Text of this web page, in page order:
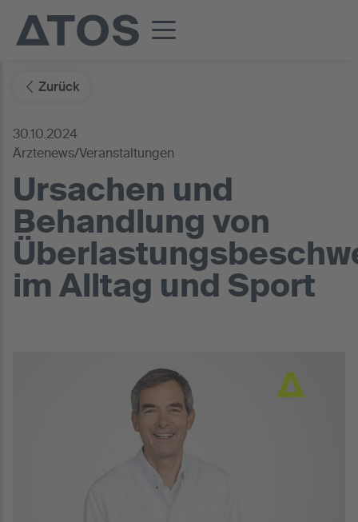
Zurück
30.10.2024
Ärztenews/Veranstaltungen
Ursachen und
Behandlung von
im Alltag und Sport